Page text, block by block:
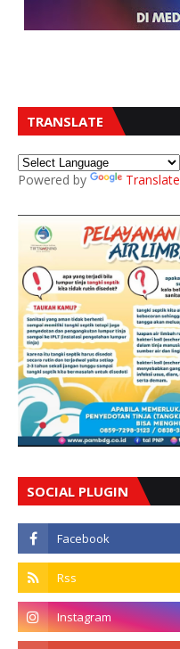
TRANSLATE
Powered by Translate
SOCIAL PLUGIN